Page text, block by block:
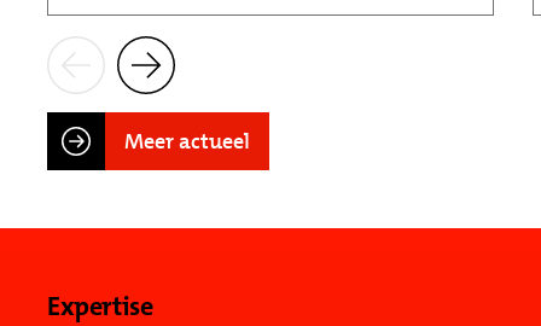
Meer actueel
Expertise